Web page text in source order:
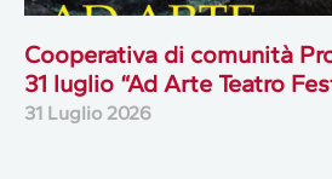
Cooperativa di comunità
31 luglio “Ad Arte Teatro
31 Luglio 2026